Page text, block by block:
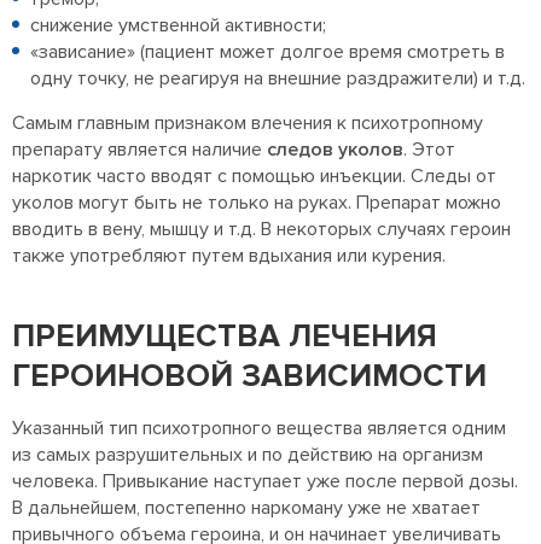
снижение умственной активности;
«зависание» (пациент может долгое время смотреть в
одну точку, не реагируя на внешние раздражители) и т.д.
Самым главным признаком влечения к психотропному
препарату является наличие следов уколов. Этот
наркотик часто вводят с помощью инъекции. Следы от
уколов могут быть не только на руках. Препарат можно
вводить в вену, мышцу и т.д. В некоторых случаях героин
также употребляют путем вдыхания или курения.
ПРЕИМУЩЕСТВА ЛЕЧЕНИЯ
ГЕРОИНОВОЙ ЗАВИСИМОСТИ
Указанный тип психотропного вещества является одним
из самых разрушительных и по действию на организм
человека. Привыкание наступает уже после первой дозы.
В дальнейшем, постепенно наркоману уже не хватает
привычного объема героина, и он начинает увеличивать